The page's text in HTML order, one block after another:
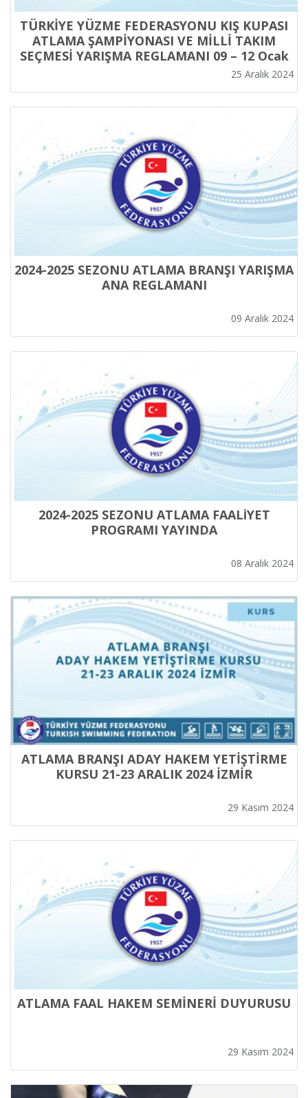
TÜRKİYE YÜZME FEDERASYONU KIŞ KUPASI
ATLAMA ŞAMPİYONASI VE MİLLİ TAKIM
SEÇMESİ YARIŞMA REGLAMANI 09 – 12 Ocak
25 Aralık 2024
2024-2025 SEZONU ATLAMA BRANŞI YARIŞMA
ANA REGLAMANI
09 Aralık 2024
2024-2025 SEZONU ATLAMA FAALİYET
PROGRAMI YAYINDA
08 Aralık 2024
ATLAMA BRANŞI ADAY HAKEM YETİŞTİRME
KURSU 21-23 ARALIK 2024 İZMİR
29 Kasım 2024
ATLAMA FAAL HAKEM SEMİNERİ DUYURUSU
29 Kasım 2024